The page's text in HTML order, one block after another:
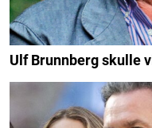
Ulf Brunnberg skulle